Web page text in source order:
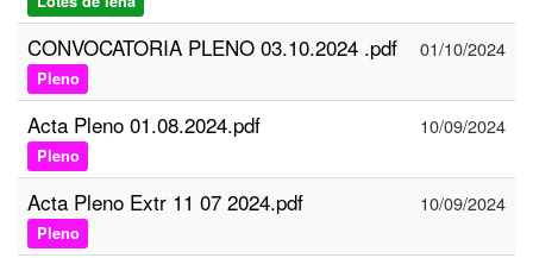
CONVOCATORIA PLENO 03.10.2024 .pdf
Pleno
01/10/2024
Acta Pleno 01.08.2024.pdf
Pleno
10/09/2024
Acta Pleno Extr 11 07 2024.pdf
Pleno
10/09/2024